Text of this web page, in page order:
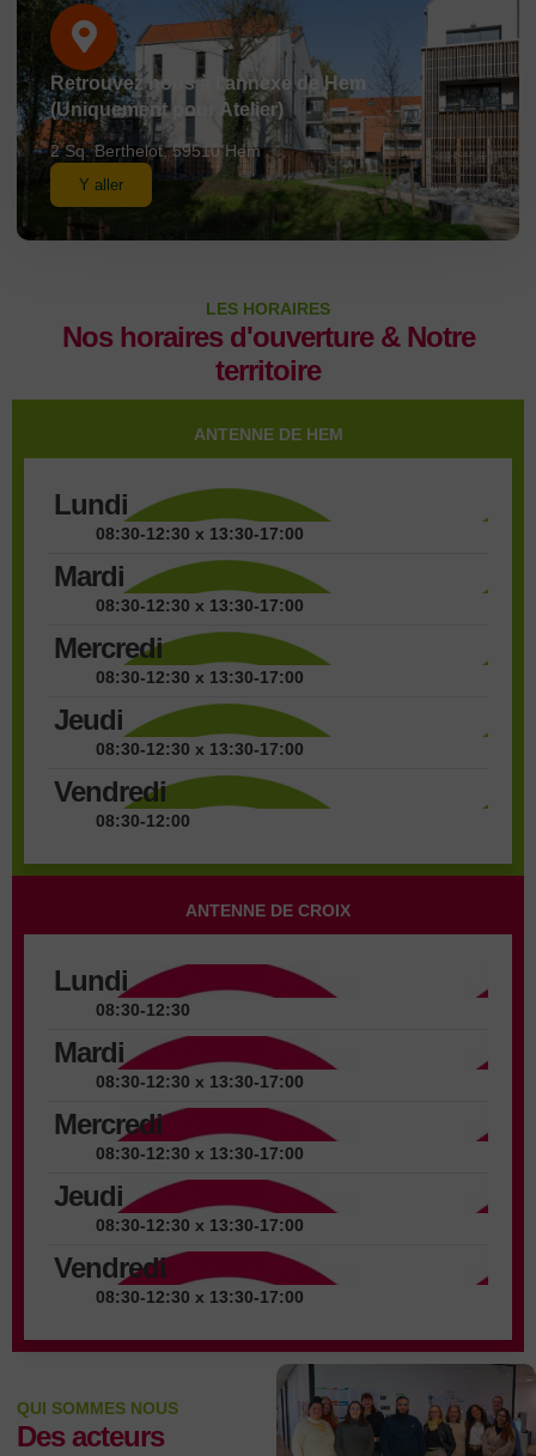
Retrouvez nous à l'annexe de Hem
(Uniquement pour Atelier)
2 Sq. Berthelot, 59510 Hem
Y aller
LES HORAIRES
Nos horaires d'ouverture & Notre
territoire
ANTENNE DE HEM
Lundi
08:30-12:30 x 13:30-17:00
Mardi
08:30-12:30 x 13:30-17:00
Mercredi
08:30-12:30 x 13:30-17:00
Jeudi
08:30-12:30 x 13:30-17:00
Vendredi
08:30-12:00
ANTENNE DE CROIX
Lundi
08:30-12:30
Mardi
08:30-12:30 x 13:30-17:00
Mercredi
08:30-12:30 x 13:30-17:00
Jeudi
08:30-12:30 x 13:30-17:00
Vendredi
08:30-12:30 x 13:30-17:00
QUI SOMMES NOUS
Des acteurs